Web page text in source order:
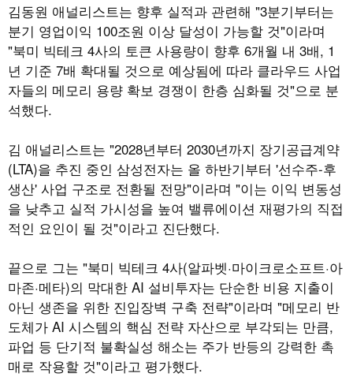
김동원 애널리스트는 향후 실적과 관련해 "3분기부터는
분기 영업이익 100조원 이상 달성이 가능할 것"이라며
"북미 빅테크 4사의 토큰 사용량이 향후 6개월 내 3배, 1
년 기준 7배 확대될 것으로 예상됨에 따라 클라우드 사업
자들의 메모리 용량 확보 경쟁이 한층 심화될 것"으로 분
석했다.
김 애널리스트는 "2028년부터 2030년까지 장기공급계약
(LTA)을 추진 중인 삼성전자는 올 하반기부터 '선수주-후
생산' 사업 구조로 전환될 전망"이라며 "이는 이익 변동성
을 낮추고 실적 가시성을 높여 밸류에이션 재평가의 직접
적인 요인이 될 것"이라고 진단했다.
끝으로 그는 "북미 빅테크 4사(알파벳·마이크로소프트·아
마존·메타)의 막대한 AI 설비투자는 단순한 비용 지출이
아닌 생존을 위한 진입장벽 구축 전략"이라며 "메모리 반
도체가 AI 시스템의 핵심 전략 자산으로 부각되는 만큼,
파업 등 단기적 불확실성 해소는 주가 반등의 강력한 촉
매로 작용할 것"이라고 평가했다.